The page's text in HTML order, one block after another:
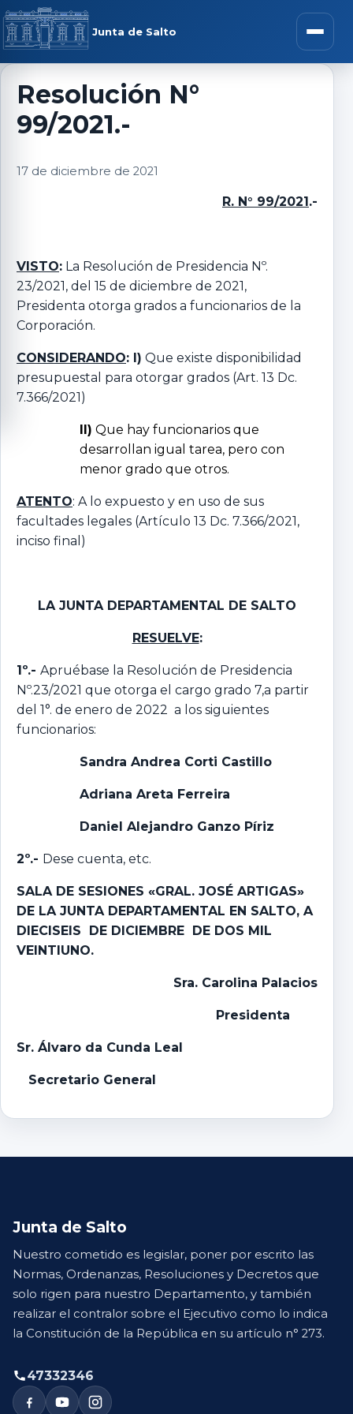
Saltar al contenido
Junta de Salto Abrir
menú
Resolución N°
99/2021.-
17 de diciembre de 2021
R. N° 99/2021.-
VISTO: La Resolución de Presidencia Nº.
23/2021, del 15 de diciembre de 2021,
Presidenta otorga grados a funcionarios de la
Corporación.
CONSIDERANDO: I) Que existe disponibilidad
presupuestal para otorgar grados (Art. 13 Dc.
7.366/2021)
II) Que hay funcionarios que
desarrollan igual tarea, pero con
menor grado que otros.
ATENTO: A lo expuesto y en uso de sus
facultades legales (Artículo 13 Dc. 7.366/2021,
inciso final)
LA JUNTA DEPARTAMENTAL DE SALTO
RESUELVE:
1º.- Apruébase la Resolución de Presidencia
Nº.23/2021 que otorga el cargo grado 7,a partir
del 1°. de enero de 2022 a los siguientes
funcionarios:
Sandra Andrea Corti Castillo
Adriana Areta Ferreira
Daniel Alejandro Ganzo Píriz
2º.- Dese cuenta, etc.
SALA DE SESIONES «GRAL. JOSÉ ARTIGAS»
DE LA JUNTA DEPARTAMENTAL EN SALTO, A
DIECISEIS DE DICIEMBRE DE DOS MIL
VEINTIUNO.
Sra. Carolina Palacios
Presidenta
Sr. Álvaro da Cunda Leal
Secretario General
Junta de Salto
Nuestro cometido es legislar, poner por escrito las
Normas, Ordenanzas, Resoluciones y Decretos que
solo rigen para nuestro Departamento, y también
realizar el contralor sobre el Ejecutivo como lo indica
la Constitución de la República en su artículo n° 273.
47332346